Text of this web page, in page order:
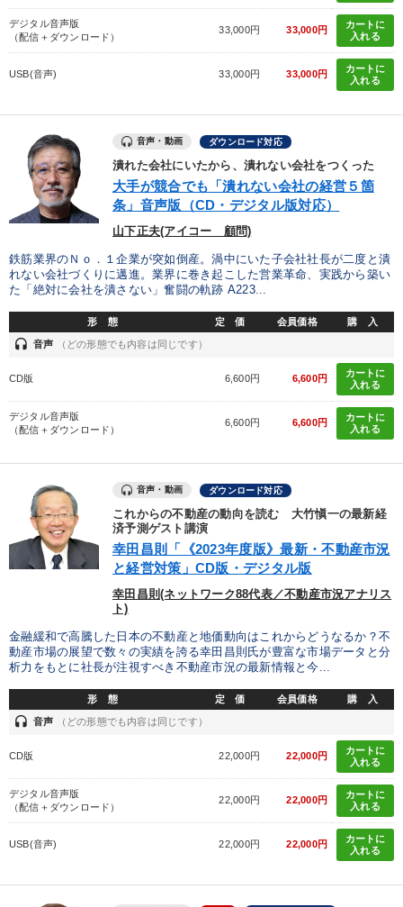
デジタル音声版
（配信＋ダウンロード）
33,000円 33,000円
カートに
入れる
USB(音声) 33,000円 33,000円
カートに
入れる
音声・動画 ダウンロード対応
潰れた会社にいたから、潰れない会社をつくった
大手が競合でも「潰れない会社の経営５箇
条」音声版（CD・デジタル版対応）
山下正夫(アイコー 顧問)
鉄筋業界のＮｏ．１企業が突如倒産。渦中にいた子会社社長が二度と潰
れない会社づくりに邁進。業界に巻き起こした営業革命、実践から築い
た「絶対に会社を潰さない」奮闘の軌跡 A223...
形 態 定 価 会員価格 購 入
headset 音声 （どの形態でも内容は同じです）
CD版 6,600円 6,600円
カートに
入れる
デジタル音声版
（配信＋ダウンロード）
6,600円 6,600円
カートに
入れる
音声・動画 ダウンロード対応
これからの不動産の動向を読む 大竹愼一の最新経
済予測ゲスト講演
幸田昌則「《2023年度版》最新・不動産市況
と経営対策」CD版・デジタル版
幸田昌則(ネットワーク88代表／不動産市況アナリス
ト)
金融緩和で高騰した日本の不動産と地価動向はこれからどうなるか？不
動産市場の展望で数々の実績を誇る幸田昌則氏が豊富な市場データと分
析力をもとに社長が注視すべき不動産市況の最新情報と今...
形 態 定 価 会員価格 購 入
headset 音声 （どの形態でも内容は同じです）
CD版 22,000円 22,000円
カートに
入れる
デジタル音声版
（配信＋ダウンロード）
22,000円 22,000円
カートに
入れる
USB(音声) 22,000円 22,000円
カートに
入れる